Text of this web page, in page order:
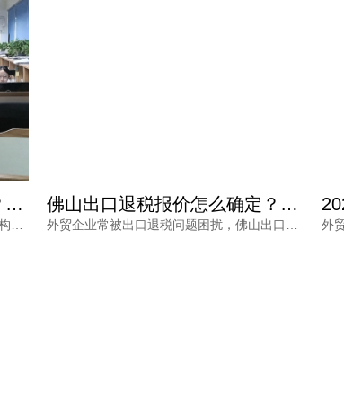
广州出口退税费用怎么确定？这三个细节不看清容易钱货两空 佛山出口退税报价怎么确定？每月报关单量是关键参考因素